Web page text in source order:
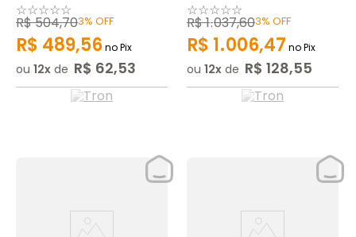
☆☆☆☆☆
R$504,703% OFF
R$ 489,56no Pix
ou 12 de R$ 62,53
☆☆☆☆☆
R$1.037,603% OFF
R$ 1.006,47 no Pix
ou 12 de R$ 128,55